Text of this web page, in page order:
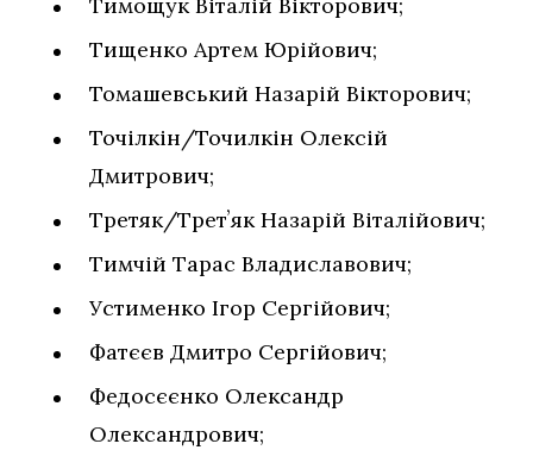
Тимощук Віталій Вікторович;
Тищенко Артем Юрійович;
Томашевський Назарій Вікторович;
Точілкін/Точилкін Олексій
Дмитрович;
Третяк/Третʼяк Назарій Віталійович;
Тимчій Тарас Владиславович;
Устименко Ігор Сергійович;
Фатєєв Дмитро Сергійович;
Федосєєнко Олександр
Олександрович;